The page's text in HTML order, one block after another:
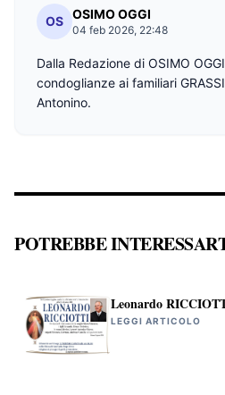
OS OSIMO OGGI
04 feb 2026, 22:48
Dalla Redazione di OSIMO
condoglianze ai familiari
Antonino.
POTREBBE
Leonardo
LEGGI ARTICOLO